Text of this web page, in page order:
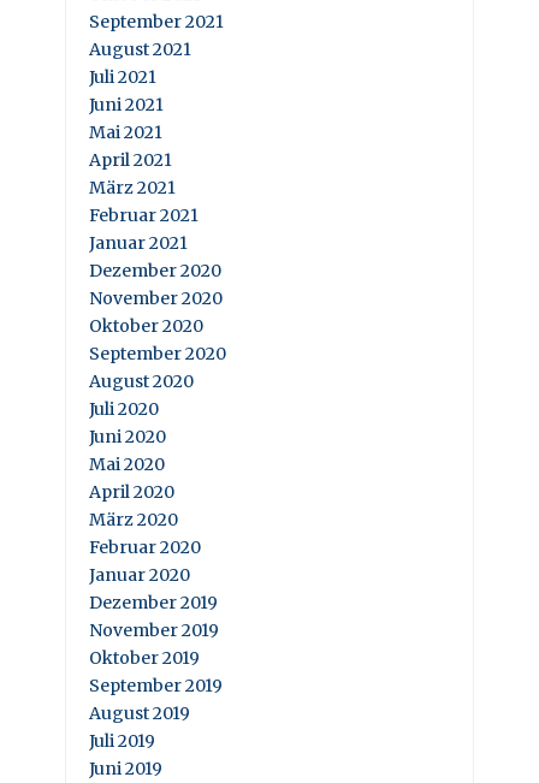
September 2021
August 2021
Juli 2021
Juni 2021
Mai 2021
April 2021
März 2021
Februar 2021
Januar 2021
Dezember 2020
November 2020
Oktober 2020
September 2020
August 2020
Juli 2020
Juni 2020
Mai 2020
April 2020
März 2020
Februar 2020
Januar 2020
Dezember 2019
November 2019
Oktober 2019
September 2019
August 2019
Juli 2019
Juni 2019